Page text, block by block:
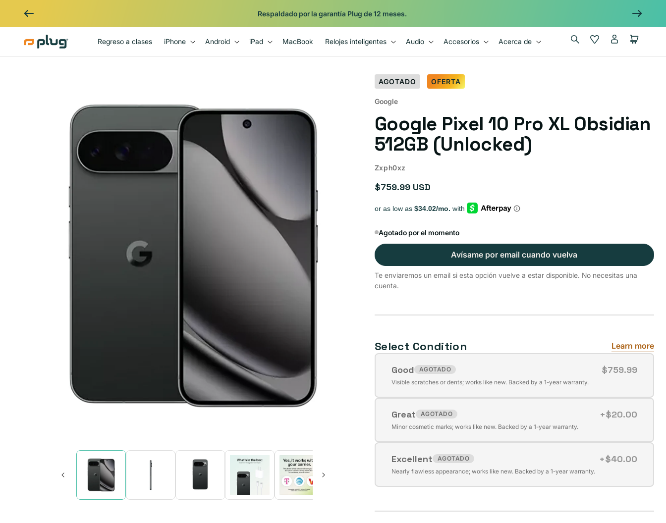
Respaldado por la garantía Plug de 12 meses.
Regreso a clases iPhone Android iPad MacBook Relojes inteligentes Audio Accesorios Acerca de Wishlist
sesión
Carrito
AGOTADO OFERTA
Google
Google Pixel 10 Pro XL Obsidian
512GB (Unlocked)
Zxph0xz
Precio
$759.99 USD
Agotado por el momento
Avísame por email cuando vuelva
Te enviaremos un email si esta opción vuelve a estar disponible. No necesitas una
cuenta.
Select Condition Learn more
Good AGOTADO
$759.99
Variante
no
disponible
Visible scratches or dents; works like new. Backed by a 1-year warranty.
Great AGOTADO
+$20.00
Variante
no
disponible
Minor cosmetic marks; works like new. Backed by a 1-year warranty.
Excellent AGOTADO
+$40.00
Variante
disponible
Nearly flawless appearance; works like new. Backed by a 1-year warranty.